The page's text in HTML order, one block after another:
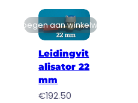
Toevoegen aan winkelwagen
Leidingvit
alisator 22
mm
€192.50